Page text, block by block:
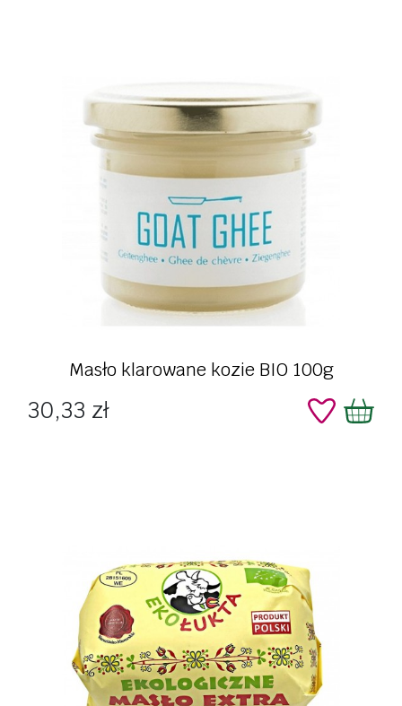
Masło klarowane kozie BIO 100g
Cena
30,33 zł